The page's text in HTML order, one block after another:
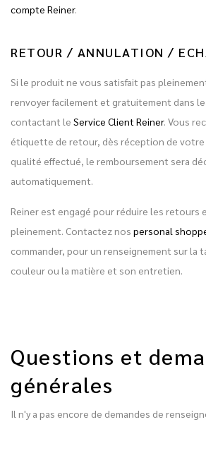
compte Reiner.
RETOUR / ANNULATION /
Si le produit ne vous satisfait pas
renvoyer facilement et gratuitement dans
contactant le Service Client Reiner. Vous
étiquette de retour, dès réception de
qualité effectué, le remboursement sera
automatiquement.
Reiner est engagé pour réduire les retours
pleinement. Contactez nos personal
commander, pour un renseignement sur la
couleur ou la matière et son entretien.
Questions et
générales
Il n'y a pas encore de demandes de